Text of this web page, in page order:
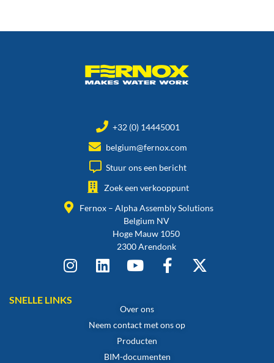
+32 (0) 14445001
belgium@fernox.com
Stuur ons een bericht
Zoek een verkooppunt
Fernox – Alpha Assembly Solutions
Belgium NV
Hoge Mauw 1050
2300 Arendonk
SNELLE LINKS
Over ons
Neem contact met ons op
Producten
BIM-documenten